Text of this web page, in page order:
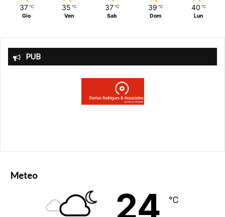
37 ℃
Gio
35 ℃
Ven
37 ℃
Sab
39 ℃
Dom
40 ℃
Lun
PUB
Meteo
24 ℃